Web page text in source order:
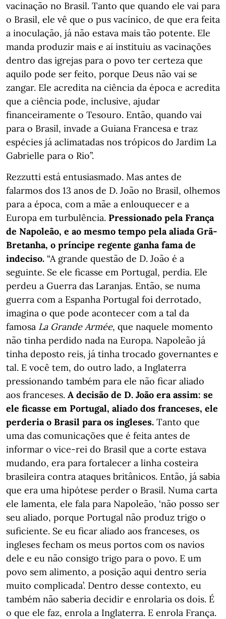
vacinação no Brasil. Tanto que quando ele vai para
o Brasil, ele vê que o pus vacínico, de que era feita
a inoculação, já não estava mais tão potente. Ele
manda produzir mais e aí instituiu as vacinações
dentro das igrejas para o povo ter certeza que
aquilo pode ser feito, porque Deus não vai se
zangar. Ele acredita na ciência da época e acredita
que a ciência pode, inclusive, ajudar
financeiramente o Tesouro. Então, quando vai
para o Brasil, invade a Guiana Francesa e traz
espécies já aclimatadas nos trópicos do Jardim La
Gabrielle para o Rio”.
Rezzutti está entusiasmado. Mas antes de
falarmos dos 13 anos de D. João no Brasil, olhemos
para a época, com a mãe a enlouquecer e a
Europa em turbulência. Pressionado pela França
de Napoleão, e ao mesmo tempo pela aliada Grã-
Bretanha, o príncipe regente ganha fama de
indeciso. “A grande questão de D. João é a
seguinte. Se ele ficasse em Portugal, perdia. Ele
perdeu a Guerra das Laranjas. Então, se numa
guerra com a Espanha Portugal foi derrotado,
imagina o que pode acontecer com a tal da
famosa La Grande Armée, que naquele momento
não tinha perdido nada na Europa. Napoleão já
tinha deposto reis, já tinha trocado governantes e
tal. E você tem, do outro lado, a Inglaterra
pressionando também para ele não ficar aliado
aos franceses. A decisão de D. João era assim: se
ele ficasse em Portugal, aliado dos franceses, ele
perderia o Brasil para os ingleses. Tanto que
uma das comunicações que é feita antes de
informar o vice-rei do Brasil que a corte estava
mudando, era para fortalecer a linha costeira
brasileira contra ataques britânicos. Então, já sabia
que era uma hipótese perder o Brasil. Numa carta
ele lamenta, ele fala para Napoleão, ‘não posso ser
seu aliado, porque Portugal não produz trigo o
suficiente. Se eu ficar aliado aos franceses, os
ingleses fecham os meus portos com os navios
dele e eu não consigo trigo para o povo. E um
povo sem alimento, a posição aqui dentro seria
muito complicada’. Dentro desse contexto, eu
também não saberia decidir e enrolaria os dois. É
o que ele faz, enrola a Inglaterra. E enrola França.